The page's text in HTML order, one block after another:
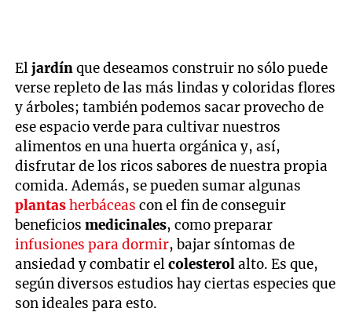
Eljardínque deseamos construir no sólo puede
verse repleto de las más lindas y coloridas flores
y árboles; también podemos sacar provecho de
ese espacio verde para cultivar nuestros
alimentos en una huerta orgánica y, así,
disfrutar de los ricos sabores de nuestra propia
comida. Además, se pueden sumar algunas
plantasherbáceas con el fin de conseguir
beneficiosmedicinales, como preparar
infusiones para dormir, bajar síntomas de
ansiedad y combatir elcolesterolalto. Es que,
según diversos estudios hay ciertas especies que
son ideales para esto.